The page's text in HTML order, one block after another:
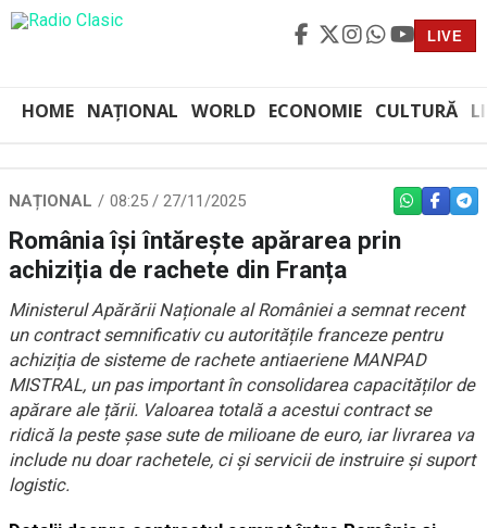
LIVE
HOME NAȚIONAL WORLD ECONOMIE CULTURĂ
NAȚIONAL 08:25 / 27/11/2025 WHATSAPP
România își întărește apărarea prin
achiziția de rachete din Franța
Ministerul Apărării Naționale al României a semnat recent
un contract semnificativ cu autoritățile franceze pentru
achiziția de sisteme de rachete antiaeriene MANPAD
MISTRAL, un pas important în consolidarea capacităților de
apărare ale țării. Valoarea totală a acestui contract se
ridică la peste șase sute de milioane de euro, iar livrarea va
include nu doar rachetele, ci și servicii de instruire și suport
logistic.